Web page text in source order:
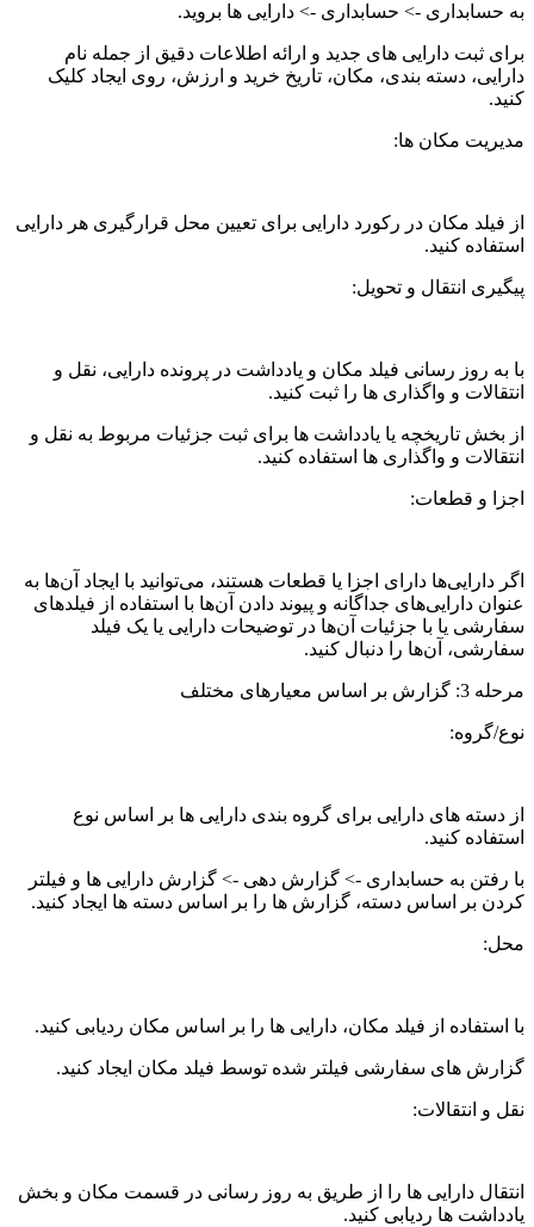
به حسابداری -> حسابداری -> دارایی ها بروید.
برای ثبت دارایی های جدید و ارائه اطلاعات دقیق از جمله نام
دارایی، دسته بندی، مکان، تاریخ خرید و ارزش، روی ایجاد کلیک
کنید.
مدیریت مکان ها:
از فیلد مکان در رکورد دارایی برای تعیین محل قرارگیری هر دارایی
استفاده کنید.
پیگیری انتقال و تحویل:
با به روز رسانی فیلد مکان و یادداشت در پرونده دارایی، نقل و
انتقالات و واگذاری ها را ثبت کنید.
از بخش تاریخچه یا یادداشت ها برای ثبت جزئیات مربوط به نقل و
انتقالات و واگذاری ها استفاده کنید.
اجزا و قطعات:
اگر دارایی‌ها دارای اجزا یا قطعات هستند، می‌توانید با ایجاد آن‌ها به
عنوان دارایی‌های جداگانه و پیوند دادن آن‌ها با استفاده از فیلدهای
سفارشی یا با جزئیات آن‌ها در توضیحات دارایی یا یک فیلد
سفارشی، آن‌ها را دنبال کنید.
مرحله 3: گزارش بر اساس معیارهای مختلف
نوع/گروه:
از دسته های دارایی برای گروه بندی دارایی ها بر اساس نوع
استفاده کنید.
با رفتن به حسابداری -> گزارش دهی -> گزارش دارایی ها و فیلتر
کردن بر اساس دسته، گزارش ها را بر اساس دسته ها ایجاد کنید.
محل:
با استفاده از فیلد مکان، دارایی ها را بر اساس مکان ردیابی کنید.
گزارش های سفارشی فیلتر شده توسط فیلد مکان ایجاد کنید.
نقل و انتقالات:
انتقال دارایی ها را از طریق به روز رسانی در قسمت مکان و بخش
یادداشت ها ردیابی کنید.